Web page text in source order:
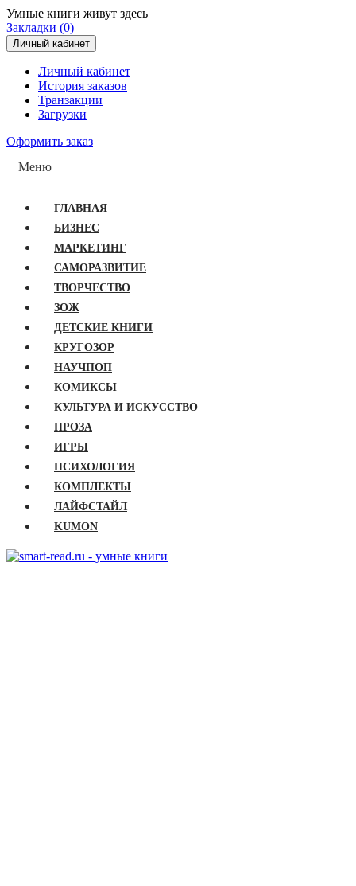
Умные книги живут здесь
Закладки (0)
Личный кабинет
Личный кабинет
История заказов
Транзакции
Загрузки
Оформить заказ
Меню
ГЛАВНАЯ
БИЗНЕС
МАРКЕТИНГ
САМОРАЗВИТИЕ
ТВОРЧЕСТВО
ЗОЖ
ДЕТСКИЕ КНИГИ
КРУГОЗОР
НАУЧПОП
КОМИКСЫ
КУЛЬТУРА И ИСКУССТВО
ПРОЗА
ИГРЫ
ПСИХОЛОГИЯ
КОМПЛЕКТЫ
ЛАЙФСТАЙЛ
KUMON